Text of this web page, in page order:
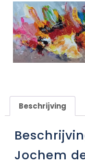
Beschrijving
Jochem